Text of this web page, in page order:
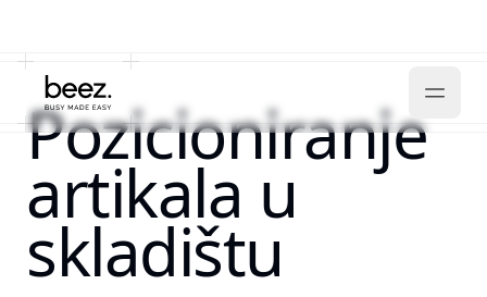
Pozicioniranje
artikala u
skladištu